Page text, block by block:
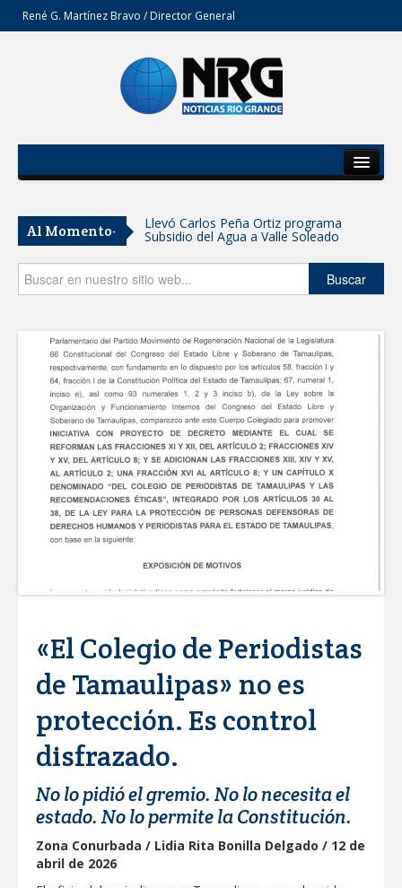
René G. Martínez Bravo / Director General
Del Estado
Secciones
Opinión
Al Momento- Llevó Carlos Peña Ortiz programa
Subsidio del Agua a Valle Soleado
Prepara DIF Tamaulipas actividades para
conmemorar el mes de las personas
ESCUELA DE MÚSICA DEL SISTEMA DIF
ABRE INSCRIPCIONES PARA EL CICLO
AGOSTO-DICIEMBRE
Disney reconoce a nivel mundial talento
de estudiante de la UAT
Visitó Alcalde a vecinos de Balcones de
Alcalá con programa Subsidio del Agua
Tamaulipas sigue impulsando una
agenda de infraestructura con sentido
humanista
APOYA A GANADEROS DE NUEVO
LAREDO ANTE LA REAPERTURA DE LA
EXPORTACIÓN DE GANADO
La ONU publica Segundo Informe
Participa Gobierno de Carlos Peña Ortiz
en protección a fauna silvestre
PARTICIPARÁ NUEVO LAREDO EN MESA
FEDERAL DE TURISMO MÉDICO PARA
FORTALECER ESTRATEGIA DE
PROMOCIÓN NACIONAL
Realiza Servicios Públicos jornada de
Apoya Alcalde de Reynosa con
Programa Subsidio del Agua 2026 a
trabajadores petroleros
CANTUROSAS APRUEBA
Buscar
«El Colegio de Periodistas
de Tamaulipas» no es
protección. Es control
disfrazado.
No lo pidió el gremio. No lo necesita el
estado. No lo permite la Constitución.
Zona Conurbada / Lidia Rita Bonilla Delgado / 12 de
abril de 2026